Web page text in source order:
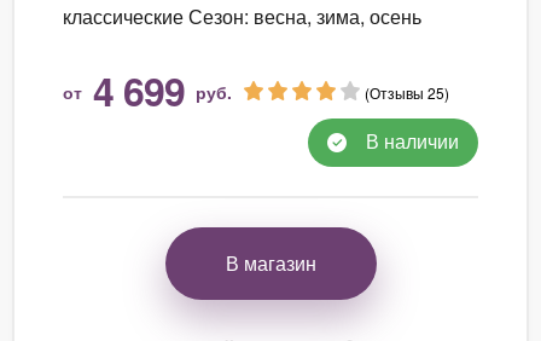
классические Сезон: весна, зима, осень
от 4 699 руб. (Отзывы 25)
В наличии
В магазин